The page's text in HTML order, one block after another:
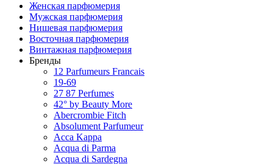
Женская парфюмерия
Мужская парфюмерия
Нишевая парфюмерия
Восточная парфюмерия
Винтажная парфюмерия
Бренды
12 Parfumeurs Francais
19-69
27 87 Perfumes
42° by Beauty More
Abercrombie Fitch
Absolument Parfumeur
Acca Kappa
Acqua di Parma
Acqua di Sardegna